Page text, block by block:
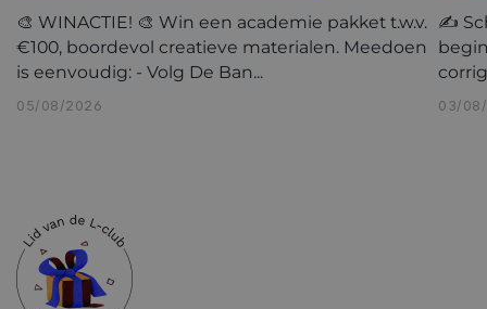
🎨 WINACTIE! 🎨 Win een academie pakket t.w.v.
€100, boordevol creatieve materialen. Meedoen
is eenvoudig: - Volg De Ban...
05/08/2026
✍️
03/